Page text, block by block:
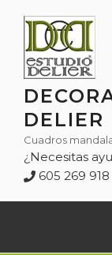
contenido
DELIER
Cuadros
¿Necesitas
605 269 918